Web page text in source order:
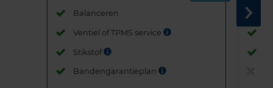
Balanceren
Ventiel of TPMS service
Stikstof
Bandengarantieplan